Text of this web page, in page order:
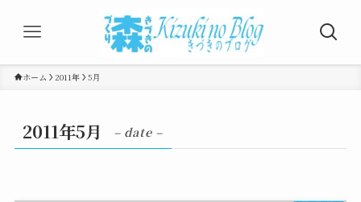
ホーム 2011年 5月
2011年5月 – date –